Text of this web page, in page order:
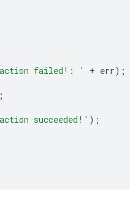
failed!: ' + err);
succeeded!' );